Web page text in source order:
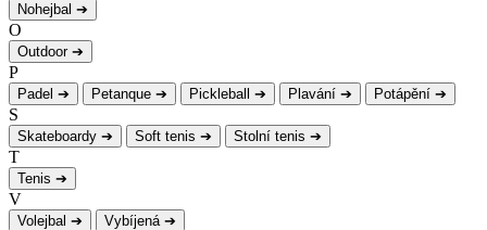
Nohejbal ➔
O
Outdoor ➔
P
Padel ➔ Petanque ➔ Pickleball ➔ Plavání ➔ Potápění ➔
S
Skateboardy ➔ Soft tenis ➔ Stolní tenis ➔
T
Tenis ➔
V
Volejbal ➔ Vybíjená ➔